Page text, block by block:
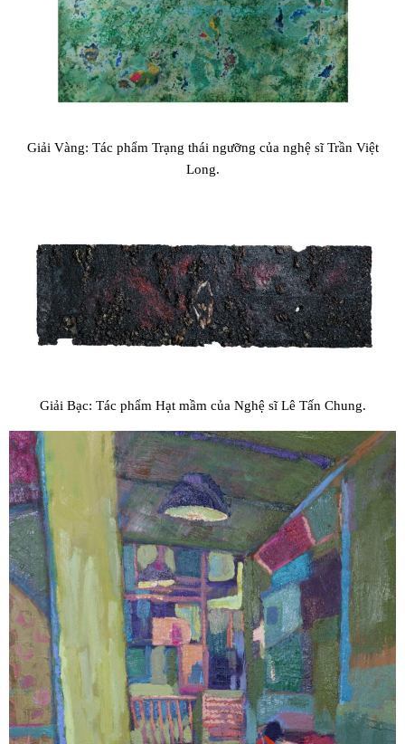
Giải Vàng: Tác phẩm Trạng thái ngưỡng của nghệ sĩ Trần Việt
Long.
Giải Bạc: Tác phẩm Hạt mầm của Nghệ sĩ Lê Tấn Chung.